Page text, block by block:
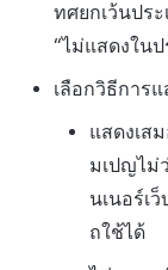
ทศยกเว้นปร
“ไม่แสดงในป
เลือกวิธีการ
แสดงเส
มเปญไม่
นเนอร์เ
ถใช้ได้